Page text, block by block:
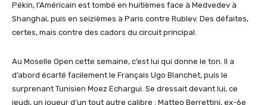
Pékin, l’Américain est tombé en huitièmes face à Medvedev à
Shanghai, puis en seizièmes à Paris contre Rublev. Des défaites,
certes, mais contre des cadors du circuit principal.
Au Moselle Open cette semaine, c’est lui qui donne le ton. Il a
d’abord écarté facilement le Français Ugo Blanchet, puis le
surprenant Tunisien Moez Echargui. Se dressait devant lui, ce
jeudi, un joueur d’un tout autre calibre : Matteo Berrettini, ex-6e